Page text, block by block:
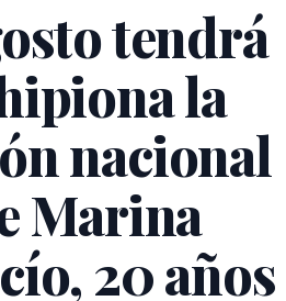
tendrá
la
nacional
Marina
20 años